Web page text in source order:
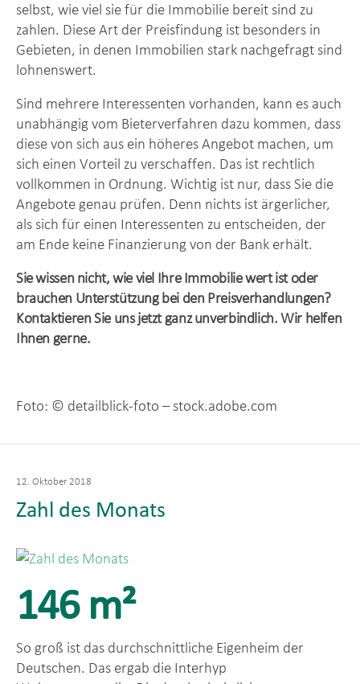
selbst, wie viel sie für die Immobilie bereit sind zu
zahlen. Diese Art der Preisfindung ist besonders in
Gebieten, in denen Immobilien stark nachgefragt sind
lohnenswert.
Sind mehrere Interessenten vorhanden, kann es auch
unabhängig vom Bieterverfahren dazu kommen, dass
diese von sich aus ein höheres Angebot machen, um
sich einen Vorteil zu verschaffen. Das ist rechtlich
vollkommen in Ordnung. Wichtig ist nur, dass Sie die
Angebote genau prüfen. Denn nichts ist ärgerlicher,
als sich für einen Interessenten zu entscheiden, der
am Ende keine Finanzierung von der Bank erhält.
Sie wissen nicht, wie viel Ihre Immobilie wert ist oder
brauchen Unterstützung bei den Preisverhandlungen?
Kontaktieren Sie uns jetzt ganz unverbindlich. Wir helfen
Ihnen gerne.
Foto: © detailblick-foto – stock.adobe.com
Zahl des Monats
146 m²
So groß ist das durchschnittliche Eigenheim der
Deutschen. Das ergab die Interhyp
Veröffentlicht
12. Oktober 2018